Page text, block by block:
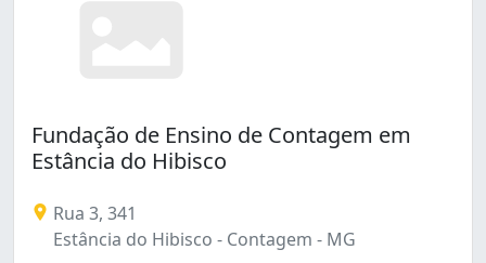
Fundação de Ensino de Contagem em
Estância do Hibisco
Rua 3, 341
Estância do Hibisco - Contagem - MG